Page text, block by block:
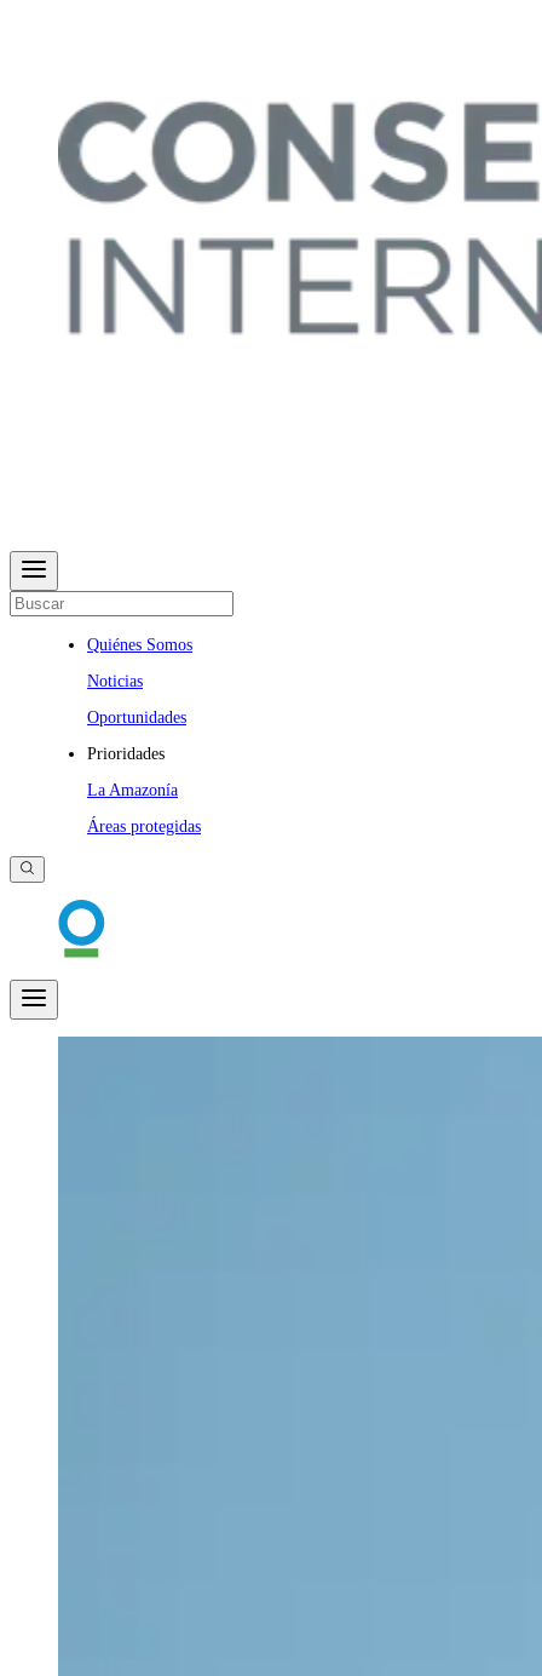
Quiénes Somos
Noticias
Oportunidades
Prioridades
La Amazonía
Áreas protegidas